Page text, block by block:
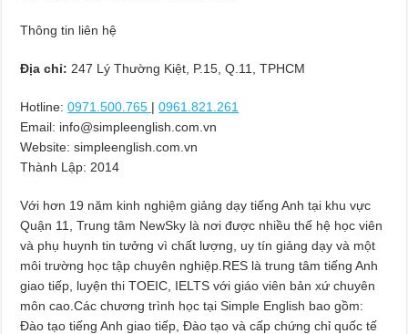
Thông tin liên hệ
Địa chỉ: 247 Lý Thường Kiệt, P.15, Q.11, TPHCM
Hotline: 0971.500.765 |0961.821.261
Email: info@simpleenglish.com.vn
Website: simpleenglish.com.vn
Thành Lập: 2014
Với hơn 19 năm kinh nghiệm giảng dạy tiếng Anh tại khu vực
Quận 11, Trung tâm NewSky là nơi được nhiều thế hệ học viên
và phụ huynh tin tưởng vì chất lượng, uy tín giảng dạy và một
môi trường học tập chuyên nghiệp.RES là trung tâm tiếng Anh
giao tiếp, luyện thi TOEIC, IELTS với giáo viên bản xứ chuyên
môn cao.Các chương trình học tại Simple English bao gồm:
Đào tạo tiếng Anh giao tiếp, Đào tạo và cấp chứng chỉ quốc tế